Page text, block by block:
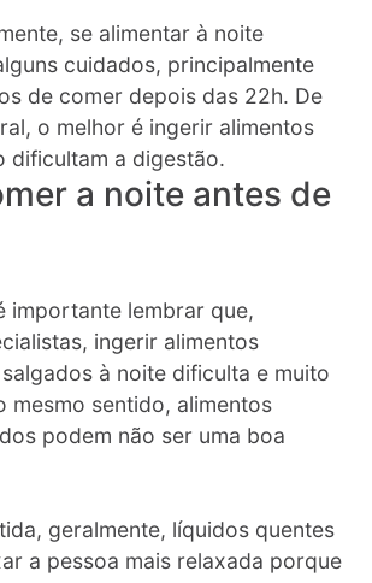
se alimentar à noite
cuidados, principalmente
de comer depois das 22h. De
o melhor é ingerir alimentos
dificultam a digestão.
a noite antes de
importante lembrar que,
ingerir alimentos
à noite dificulta e muito
mesmo sentido, alimentos
podem não ser uma boa
geralmente, líquidos quentes
a pessoa mais relaxada porque